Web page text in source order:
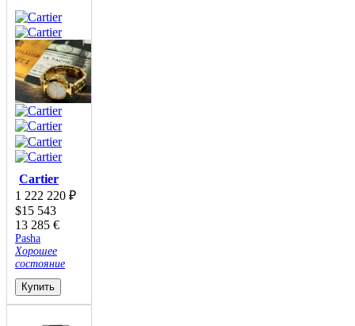
Cartier
1 222 220 ₽
$15 543
13 285 €
Pasha
Хорошее
состояние
Купить